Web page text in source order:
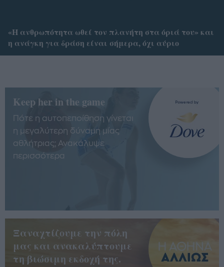
«Η ανθρωπότητα ωθεί τον πλανήτη στα όριά του» και
η ανάγκη για δράση είναι σήμερα, όχι αύριο
Keep her in the game
Πότε η αυτοπεποίθηση γίνεται
η μεγαλύτερη δύναμη μίας
αθλήτριας; Ανακάλυψε
περισσότερα
Ξαναχτίζουμε την πόλη
μας και ανακαλύπτουμε
τη βιώσιμη εκδοχή της.